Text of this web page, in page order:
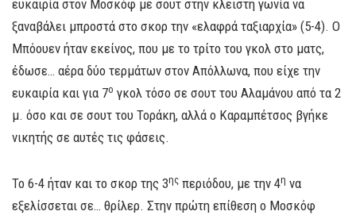
ευκαιρία στον Μοσκόφ με σουτ στην κλειστή γωνία να
ξαναβάλει μπροστά στο σκορ την «ελαφρά ταξιαρχία» (5-4). Ο
Μπόουεν ήταν εκείνος, που με το τρίτο του γκολ στο ματς,
έδωσε… αέρα δύο τερμάτων στον Απόλλωνα, που είχε την
ευκαιρία και για 7ο γκολ τόσο σε σουτ του Αλαμάνου από τα 2
μ. όσο και σε σουτ του Τοράκη, αλλά ο Καραμπέτσος βγήκε
νικητής σε αυτές τις φάσεις.
Το 6-4 ήταν και το σκορ της 3ης περιόδου, με την 4η να
εξελίσσεται σε… θρίλερ. Στην πρώτη επίθεση ο Μοσκόφ